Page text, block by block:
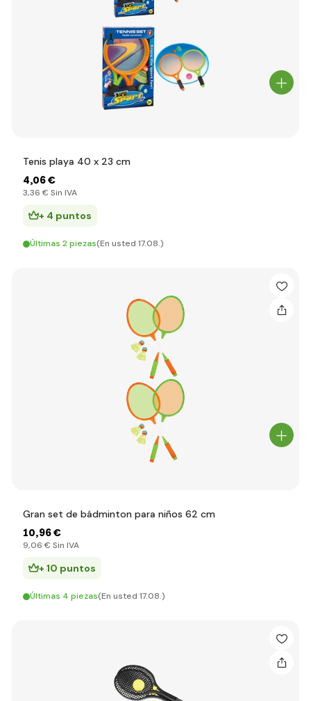
Tenis playa 40 x 23 cm
4,06 €
3,36 € Sin IVA
+ 4 puntos
Últimas 2 piezas(En usted 17.08.)
Gran set de bádminton para niños 62 cm
10,96 €
9,06 € Sin IVA
+ 10 puntos
Últimas 4 piezas(En usted 17.08.)